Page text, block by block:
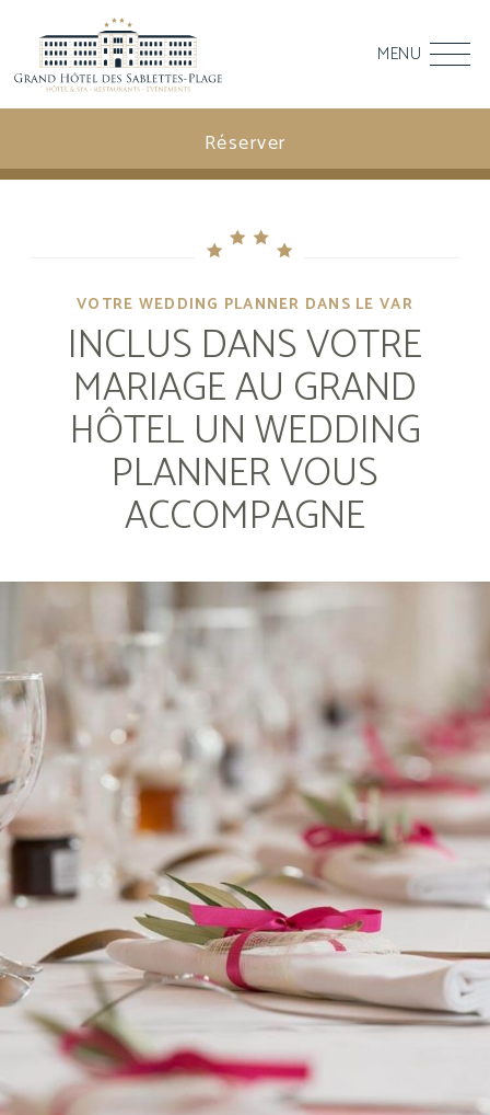
VOTRE WEDDING PLANNER DANS LE VAR
INCLUS DANS VOTRE
MARIAGE AU GRAND
HÔTEL UN WEDDING
PLANNER VOUS
ACCOMPAGNE
MENU
Réserver